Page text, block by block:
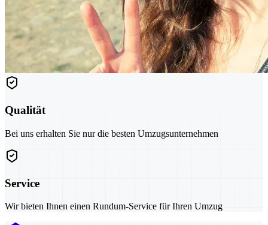
Qualität
Bei uns erhalten Sie nur die besten Umzugsunternehmen
Service
Wir bieten Ihnen einen Rundum-Service für Ihren Umzug